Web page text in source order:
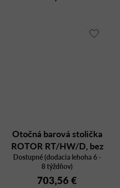
Otočná barová stolička
ROTOR RT/HW/D, bez
operadla, výška sedu 77
cm
Dostupné (dodacia lehoha 6 -
8 týždňov)
703,56 €